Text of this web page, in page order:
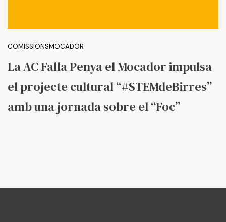
COMISSIONSMOCADOR
La AC Falla Penya el Mocador impulsa
el projecte cultural “#STEMdeBirres”
amb una jornada sobre el “Foc”